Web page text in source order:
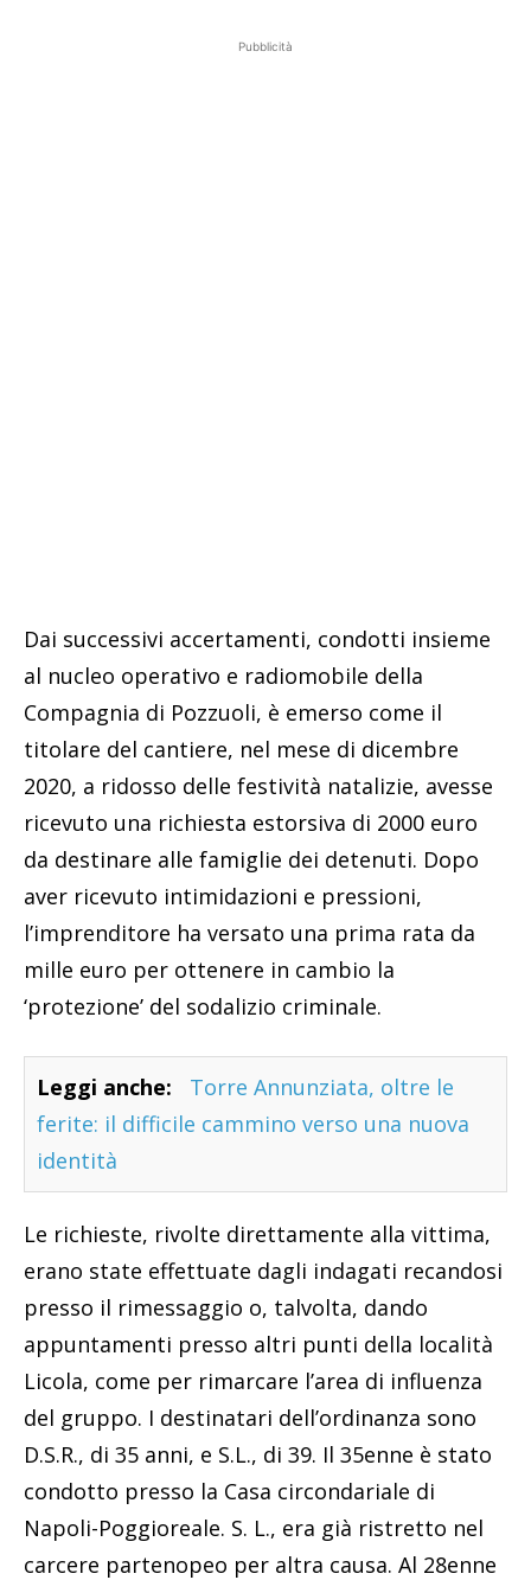
Pubblicità
Dai successivi accertamenti, condotti insieme
al nucleo operativo e radiomobile della
Compagnia di Pozzuoli, è emerso come il
titolare del cantiere, nel mese di dicembre
2020, a ridosso delle festività natalizie, avesse
ricevuto una richiesta estorsiva di 2000 euro
da destinare alle famiglie dei detenuti. Dopo
aver ricevuto intimidazioni e pressioni,
l’imprenditore ha versato una prima rata da
mille euro per ottenere in cambio la
‘protezione’ del sodalizio criminale.
Leggi anche:
Torre Annunziata, oltre le
ferite: il difficile cammino verso una nuova
identità
Le richieste, rivolte direttamente alla vittima,
erano state effettuate dagli indagati recandosi
presso il rimessaggio o, talvolta, dando
appuntamenti presso altri punti della località
Licola, come per rimarcare l’area di influenza
del gruppo. I destinatari dell’ordinanza sono
D.S.R., di 35 anni, e S.L., di 39. Il 35enne è stato
condotto presso la Casa circondariale di
Napoli-Poggioreale. S. L., era già ristretto nel
carcere partenopeo per altra causa. Al 28enne